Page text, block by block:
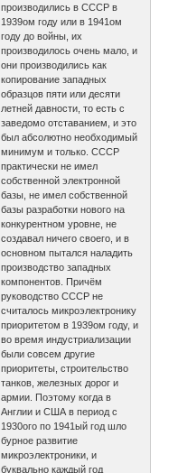
производились в СССР в
1939ом году или в 1941ом
году до войны, их
производилось очень мало, и
они производились как
копирование западных
образцов пяти или десяти
летней давности, то есть с
заведомо отставанием, и это
был абсолютно необходимый
минимум и только. СССР
практически не имел
собственной электронной
базы, не имел собственной
базы разработки нового на
конкурентном уровне, не
создавал ничего своего, и в
основном пытался наладить
производство западных
компонентов. Причём
руководство СССР не
считалось микроэлектронику
приоритетом в 1939ом году, и
во время индустриализации
были совсем другие
приоритеты, строительство
танков, железных дорог и
армии. Поэтому когда в
Англии и США в период с
1930ого по 1941ый год шло
бурное развитие
микроэлектроники, и
буквально каждый год